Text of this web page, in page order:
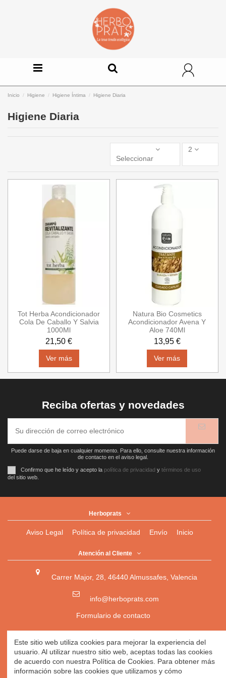
Inicio Higiene Higiene Íntima Higiene Diaria
Higiene Diaria
Seleccionar
2
Tot Herba Acondicionador
Cola De Caballo Y Salvia
1000Ml
21,50 €
Ver más
Natura Bio Cosmetics
Acondicionador Avena Y
Aloe 740Ml
13,95 €
Ver más
Reciba ofertas y novedades
Puede darse de baja en cualquier momento. Para ello, consulte nuestra información
de contacto en el aviso legal.
Confirmo que he leído y acepto la política de privacidad y términos de uso
del sitio web.
Herboprats
Aviso Legal Política de privacidad Envío Inicio
Atención al Cliente
Carrer Major, 28, 46440 Almussafes, Valencia
info@herboprats.com
Formulario de contacto
Herbolario|Herboristería|Tienda Ecológica Online|
Herbodietética |Tienda Online de Productos Naturales|
Herbolario Online
Este sitio web utiliza cookies para mejorar la experiencia del
usuario. Al utilizar nuestro sitio web, aceptas todas las cookies
de acuerdo con nuestra Política de Cookies. Para obtener más
información sobre las cookies que utilizamos y cómo